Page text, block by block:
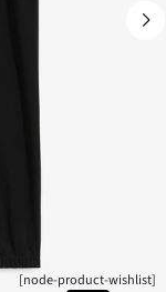
[node-product-wishlist]